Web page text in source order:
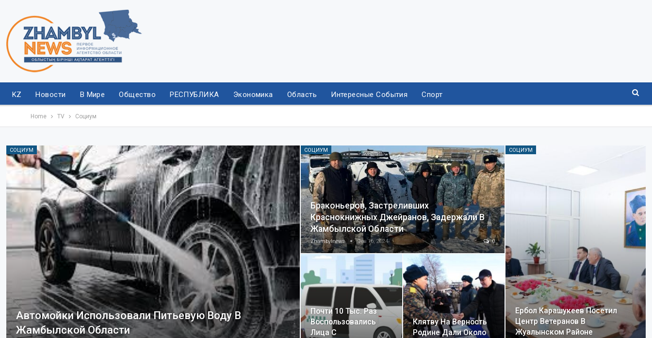
KZ Новости В Мире Общество РЕСПУБЛИКА Экономика Область Интересные События Спорт
Home TV Социум
СОЦИУМ
Автомойки Использовали Питьевую Воду В
Жамбылской Области
СОЦИУМ
Браконьеров, Застреливших
Краснокнижных Джейранов, Задержали В
Жамбылской Области
Zhambylnews Фев 16, 2024 0
Почти 10 Тыс. Раз
Воспользовались
Лица С
Клятву На Верность
Родине Дали Около
СОЦИУМ
Ербол Карашукеев Посетил
Центр Ветеранов В
Жуалынском Районе